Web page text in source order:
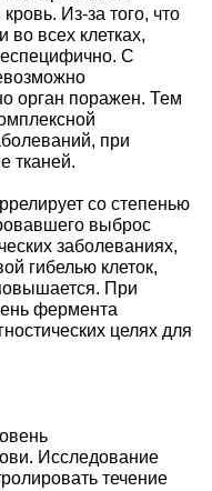
Из-за того, что
во всех клетках,
С
орган поражен. Тем
при
тканей.
со степенью
выброс
заболеваниях,
гибелью клеток,
При
фермента
целях для
Исследование
течение